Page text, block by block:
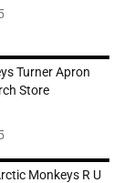
Turner Apron
Store
Monkeys R U